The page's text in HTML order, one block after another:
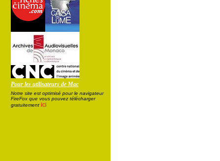
Pour les utilisateurs de Mac
Notre site est optimisé pour le navigateur
FireFox que vous pouvez télécharger
gratuitement ici